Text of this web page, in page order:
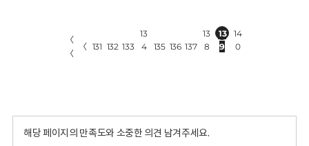
〈
〈
〈 131 132 133
13
4
135 136 137
13
8
13
9
14
0
해당 페이지의 만족도와 소중한 의견 남겨주세요.